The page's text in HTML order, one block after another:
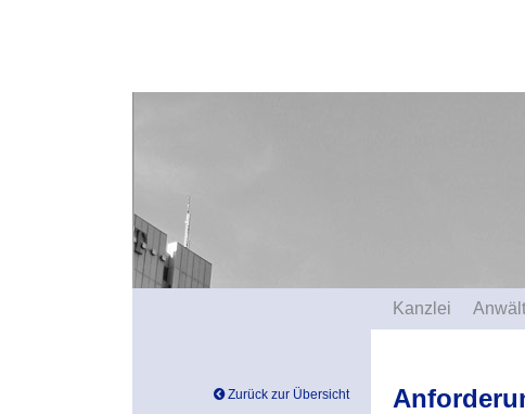
Kanzlei
Zurück zur Übersicht